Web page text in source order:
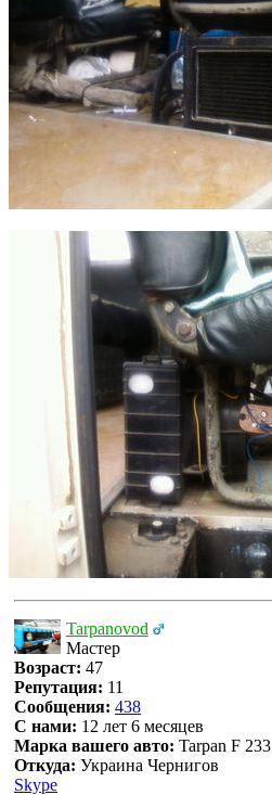
Tarpanovod
Мастер
Возраст: 47
Репутация: 11
Сообщения: 438
С нами: 12 лет 6 месяцев
Марка вашего авто: Tarpan F 233
Откуда: Украина Чернигов
Skype